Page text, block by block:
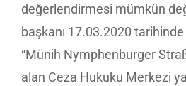
değerlendirmesi mümkün
başkanı 17.03.2020 tarihinde
“Münih Nymphenburger
alan Ceza Hukuku Merkezi